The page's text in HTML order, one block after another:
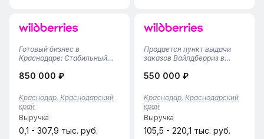
Готовый бизнес в
Краснодаре: Стабильный
Почти год
приобретению полностью
отлаженный и
перспективный пункт
выдачи заказов Wildberries в
одном из самых акт...
850 000 ₽
Краснодар, Краснодарский
край
Выручка
0,1 - 307,9 тыс. руб.
Продается пункт выдачи
заказов Вайлдберриз в
полностью готовый,
объект. Площадь — 66 кв. м:
просторная клиентская
зона, современные
примерочные и вместител...
550 000 ₽
Краснодар, Краснодарский
край
Выручка
105,5 - 220,1 тыс. руб.